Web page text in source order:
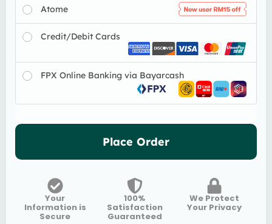
Atome
Credit/Debit Cards
FPX Online Banking via Bayarcash
Place Order
Your
Information is
Secure
100%
Satisfaction
Guaranteed
We Protect
Your Privacy